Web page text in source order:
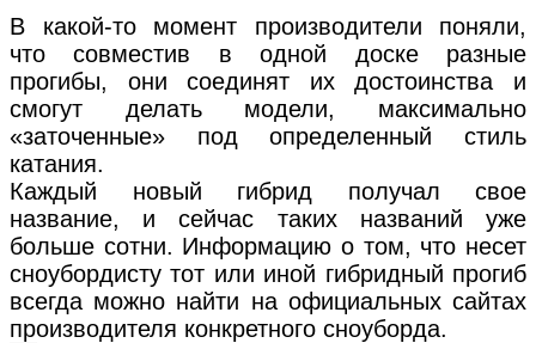
В какой-то момент производители поняли,
что совместив в одной доске разные
прогибы, они соединят их достоинства и
смогут делать модели, максимально
«заточенные» под определенный стиль
катания.
Каждый новый гибрид получал свое
название, и сейчас таких названий уже
больше сотни. Информацию о том, что несет
сноубордисту тот или иной гибридный прогиб
всегда можно найти на официальных сайтах
производителя конкретного сноуборда.